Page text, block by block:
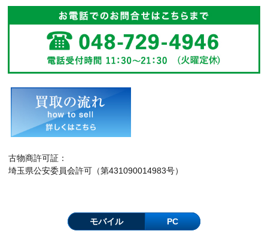
古物商許可証：
埼玉県公安委員会許可（第431090014983号）
モバイル PC